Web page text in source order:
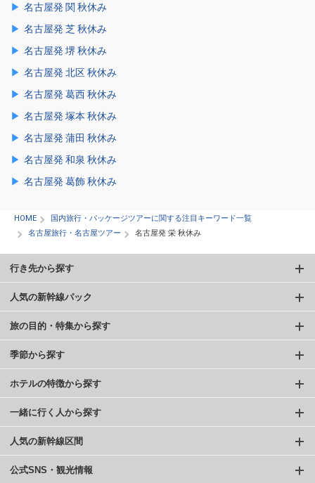
名古屋発 関 秋休み
名古屋発 芝 秋休み
名古屋発 堺 秋休み
名古屋発 北区 秋休み
名古屋発 葛西 秋休み
名古屋発 塚本 秋休み
名古屋発 蒲田 秋休み
名古屋発 和泉 秋休み
名古屋発 葛飾 秋休み
HOME
国内旅行・パッケージツアーに関する注目キーワード一覧
名古屋旅行・名古屋ツアー
名古屋発 栄 秋休み
行き先から探す
人気の新幹線パック
旅の目的・特集から探す
季節から探す
ホテルの特徴から探す
一緒に行く人から探す
人気の新幹線区間
公式SNS・観光情報